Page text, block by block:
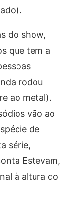
do show,
que tem a
rodou
ao metal).
vão ao
de
série,
Estevam,
à altura do